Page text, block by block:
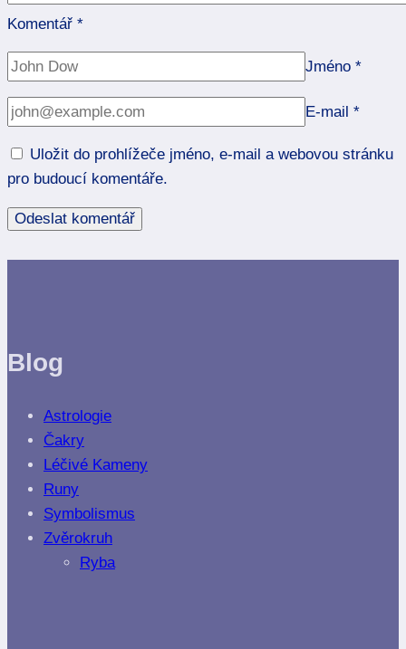
Komentář *
Jméno *
E-mail *
Uložit do prohlížeče jméno, e-mail a webovou stránku
pro budoucí komentáře.
Blog
Astrologie
Čakry
Léčivé Kameny
Runy
Symbolismus
Zvěrokruh
Ryba